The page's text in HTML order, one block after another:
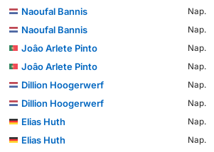
Naoufal Bannis
Nap.
Naoufal Bannis
Nap.
Joâo Arlete Pinto
Nap.
Joâo Arlete Pinto
Nap.
Dillion Hoogerwerf
Nap.
Dillion Hoogerwerf
Nap.
Elias Huth
Nap.
Elias Huth
Nap.